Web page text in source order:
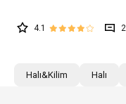
4.1 2
Halı&Kilim Halı